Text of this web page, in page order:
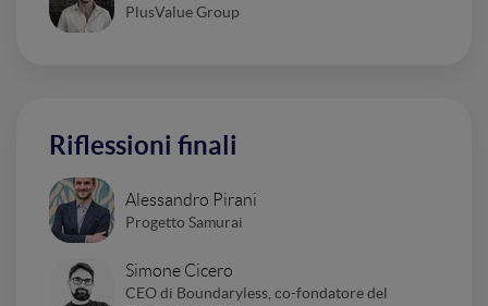
PlusValue Group
Riflessioni finali
Alessandro Pirani
Progetto Samurai
Simone Cicero
CEO di Boundaryless, co-fondatore del